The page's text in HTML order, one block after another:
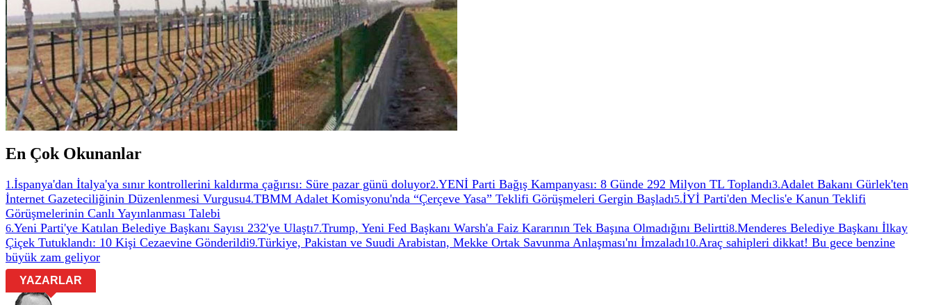
En Çok Okunanlar
1 .İspanya'dan İtalya'ya sınır kontrollerini kaldırma çağırısı: Süre pazar günü doluyor2.YENİ Parti Bağış Kampanyası: 8 Günde 292 Milyon TL Toplandı3.Adalet Bakanı Gürlek'ten
İnternet Gazeteciliğinin Düzenlenmesi Vurgusu4.TBMM Adalet Komisyonu'nda “Çerçeve Yasa” Teklifi Görüşmeleri Gergin Başladı5.İYİ Parti'den Meclis'e Kanun Teklifi
Görüşmelerinin Canlı Yayınlanması Talebi
6.Yeni Parti'ye Katılan Belediye Başkanı Sayısı 232'ye Ulaştı7.Trump, Yeni Fed Başkanı Warsh'a Faiz Kararının Tek Başına Olmadığını Belirtti8.Menderes Belediye Başkanı İlkay
Çiçek Tutuklandı: 10 Kişi Cezaevine Gönderildi9.Türkiye, Pakistan ve Suudi Arabistan, Mekke Ortak Savunma Anlaşması'nı İmzaladı10.Araç sahipleri dikkat! Bu gece benzine
büyük zam geliyor
YAZARLAR